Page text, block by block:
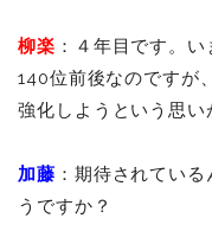
柳楽 ：４年目です。
140位前後なのですが
強化しようという思い
加藤 ：期待されてい
うですか？